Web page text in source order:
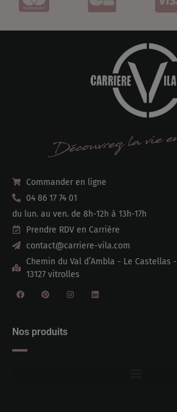
Commander en ligne
04 86 17 74 01
du lun. au ven. de 8h-12h à 13h-17h
Prendre RDV en Carrière
contact@carriere-vila.com
Chemin du Val d’Ambla - Le Castellas -
13127 vitrolles
Nos produits